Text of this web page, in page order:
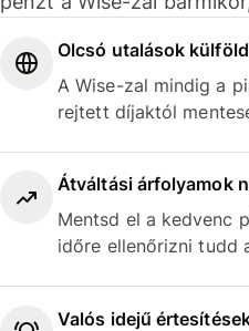
Olcsó utalások
A Wise-zal mindig a
rejtett díjaktól
Átváltási árfolyamok
Mentsd el a kedvenc
időre ellenőrizni tudd
Valós idejű